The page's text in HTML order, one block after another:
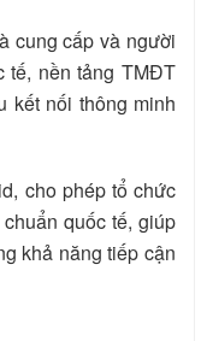
cung cấp và người
tế, nền tảng TMĐT
kết nối thông minh
cho phép tổ chức
quốc tế, giúp
khả năng tiếp cận